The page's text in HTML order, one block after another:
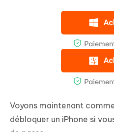
Voyons maintenant
débloquer un iPhone si